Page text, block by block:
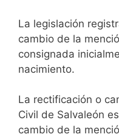
La legislación
cambio de la
consignada
nacimiento.
La rectificación o
Civil de Salvaleón
cambio de la